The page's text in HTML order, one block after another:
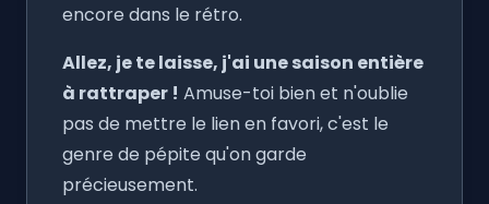
encore dans le rétro.
Allez, je te laisse, j'ai une saison entière
à rattraper ! Amuse-toi bien et n'oublie
pas de mettre le lien en favori, c'est le
genre de pépite qu'on garde
précieusement.